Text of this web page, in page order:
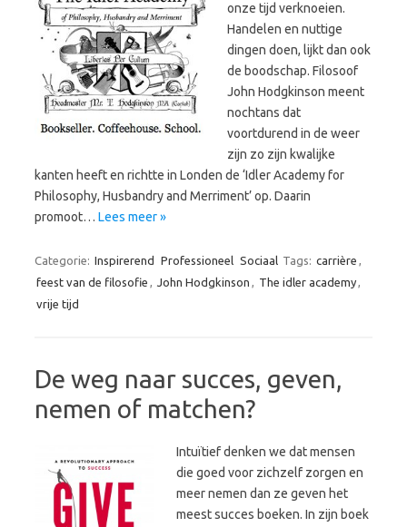
onze tijd verknoeien.
Handelen en nuttige
dingen doen, lijkt dan ook
de boodschap. Filosoof
John Hodgkinson meent
nochtans dat
voortdurend in de weer
zijn zo zijn kwalijke
kanten heeft en richtte in Londen de ‘Idler Academy for
Philosophy, Husbandry and Merriment’ op. Daarin
promoot… Lees meer »
Categorie: Inspirerend Professioneel Sociaal Tags: carrière ,
feest van de filosofie , John Hodgkinson , The idler academy,
vrije tijd
De weg naar succes, geven,
nemen of matchen?
Intuïtief denken we dat mensen
die goed voor zichzelf zorgen en
meer nemen dan ze geven het
meest succes boeken. In zijn boek